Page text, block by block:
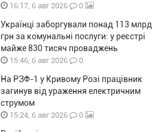
16:17, 6 авг 2026 0
Українці заборгували понад 113 млрд
грн за комунальні послуги: у реєстрі
майже 830 тисяч проваджень
15:46, 6 авг 2026 0
На РЗФ-1 у Кривому Розі працівник
загинув від ураження електричним
струмом
15:24, 6 авг 2026 0